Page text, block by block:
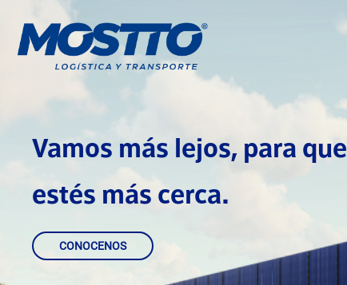
Vamos más lejos, para que
estés más cerca.
CONOCENOS